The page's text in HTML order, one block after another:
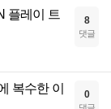
플레이 트
8
댓글
복수한 이
0